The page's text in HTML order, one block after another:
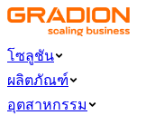
โซลูชัน
ผลิตภัณฑ์
อุตสาหกรรม